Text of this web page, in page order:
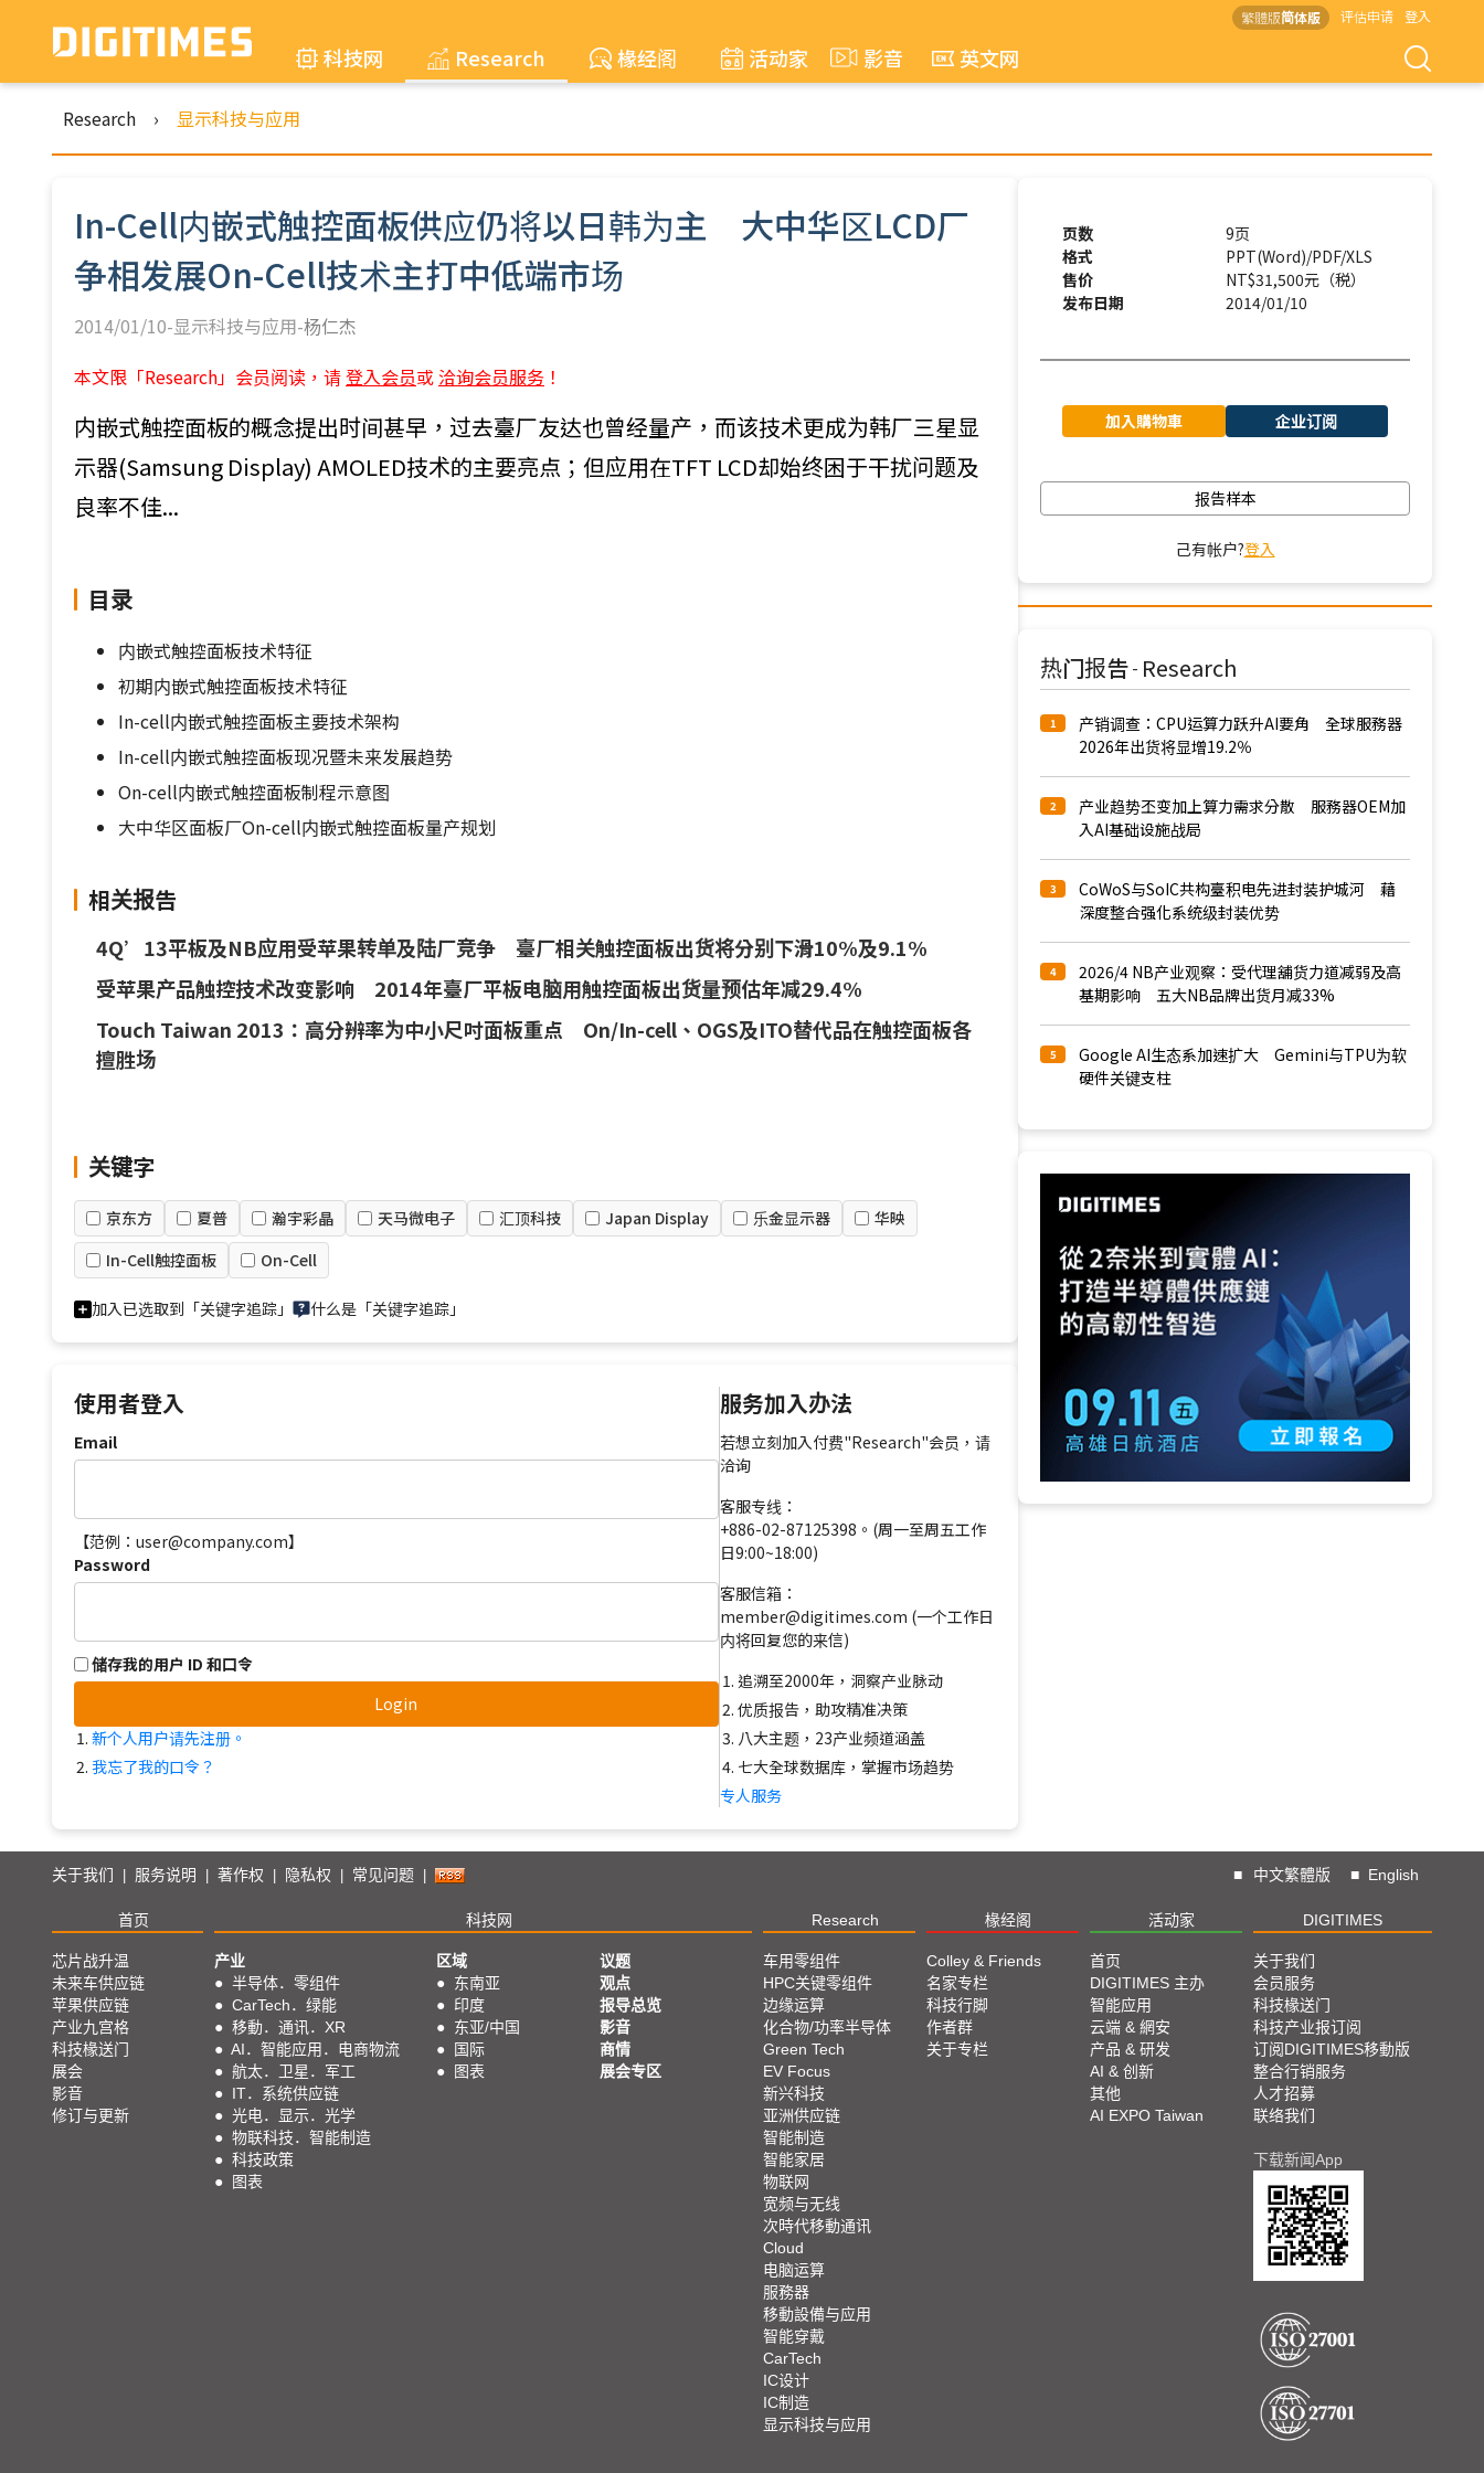
繁體版简体版 评估申请 登入
科技网 Research 椽经阁 活动家 影音 英文网
Research › 显示科技与应用
In-Cell内嵌式触控面板供应仍将以日韩为主 大中华区LCD厂
争相发展On-Cell技术主打中低端市场
2014/01/10-显示科技与应用-杨仁杰
本文限「Research」会员阅读，请登入会员或 洽询会员服务 ！
内嵌式触控面板的概念提出时间甚早，过去臺厂友达也曾经量产，而该技术更成为韩厂三星显
示器(Samsung Display) AMOLED技术的主要亮点；但应用在TFT LCD却始终困于干扰问题及
良率不佳...
目录
内嵌式触控面板技术特征
初期内嵌式触控面板技术特征
In-cell内嵌式触控面板主要技术架构
In-cell内嵌式触控面板现况暨未来发展趋势
On-cell内嵌式触控面板制程示意图
大中华区面板厂On-cell内嵌式触控面板量产规划
相关报告
4Q’13平板及NB应用受苹果转单及陆厂竞争 臺厂相关触控面板出货将分别下滑10%及9.1%
受苹果产品触控技术改变影响 2014年臺厂平板电脑用触控面板出货量预估年减29.4%
Touch Taiwan 2013：高分辨率为中小尺吋面板重点 On/In-cell、OGS及ITO替代品在触控面板各
擅胜场
关键字
京东方 夏普 瀚宇彩晶 天马微电子 汇顶科技 Japan Display 乐金显示器
华映
In-Cell触控面板
On-Cell
加入已选取到「关键字追踪」 什么是「关键字追踪」
使用者登入
Email
【范例：user@company.com】
Password
储存我的用户 ID 和口令
Login
新个人用户请先注册。
我忘了我的口令？
服务加入办法
若想立刻加入付费"Research"会员，请
洽询
客服专线：
+886-02-87125398。(周一至周五工作
日9:00~18:00)
客服信箱：
member@digitimes.com (一个工作日
内将回复您的来信)
追溯至2000年，洞察产业脉动
优质报告，助攻精准决策
八大主题，23产业频道涵盖
七大全球数据库，掌握市场趋势
专人服务
页数
9页
格式
PPT(Word)/PDF/XLS
售价
NT$31,500元（税）
发布日期
2014/01/10
加入購物車 企业订阅
报告样本
己有帐户?登入
热门报告 - Research
1
产销调查：CPU运算力跃升AI要角 全球服務器
2026年出货将显增19.2％
2
产业趋势丕变加上算力需求分散 服務器OEM加
入AI基础设施战局
3
CoWoS与SoIC共构臺积电先进封装护城河 藉
深度整合强化系统级封装优势
4
2026/4 NB产业观察：受代理舖货力道减弱及高
基期影响 五大NB品牌出货月减33%
5
Google AI生态系加速扩大 Gemini与TPU为软
硬件关键支柱
关于我们 服务说明 著作权 隐私权 常见问题 ■ 中文繁體版 ■ English
首页 科技网 Research 椽经阁 活动家 DIGITIMES
芯片战升温
未来车供应链
苹果供应链
产业九宫格
科技椽送门
展会
影音
修订与更新
产业
● 半导体．零组件
● CarTech．绿能
● 移動．通讯．XR
● AI．智能应用．电商物流
● 航太．卫星．军工
● IT．系统供应链
● 光电．显示．光学
● 物联科技．智能制造
● 科技政策
●
图表
区域
● 东南亚
● 印度
● 东亚/中国
●
国际
●
图表
议题
观点
报导总览
影音
商情
展会专区
车用零组件
HPC关键零组件
边缘运算
化合物/功率半导体
Green Tech
EV Focus
新兴科技
亚洲供应链
智能制造
智能家居
物联网
宽频与无线
次時代移動通讯
Cloud
电脑运算
服務器
移動設備与应用
智能穿戴
CarTech
IC设计
IC制造
显示科技与应用
Colley & Friends
名家专栏
科技行脚
作者群
关于专栏
首页
DIGITIMES 主办
智能应用
云端 & 網安
产品 & 研发
AI & 创新
其他
AI EXPO Taiwan
关于我们
会员服务
科技椽送门
科技产业报订阅
订阅DIGITIMES移動版
整合行销服务
人才招募
联络我们
下载新闻App